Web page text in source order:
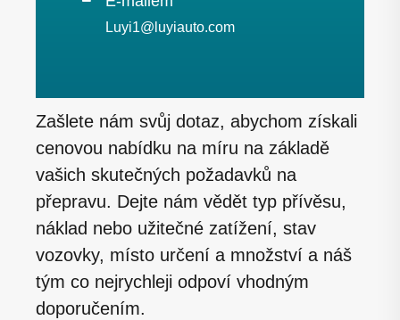
Luyi1@luyiauto.com
Zašlete nám svůj dotaz, abychom získali
cenovou nabídku na míru na základě
vašich skutečných požadavků na
přepravu. Dejte nám vědět typ přívěsu,
náklad nebo užitečné zatížení, stav
vozovky, místo určení a množství a náš
tým co nejrychleji odpoví vhodným
doporučením.